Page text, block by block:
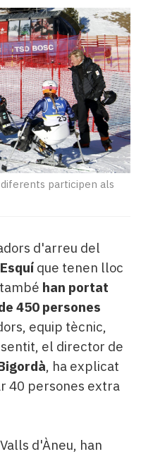
diferents participen als
d'arreu del
que tenen lloc
han portat
450 persones
equip tècnic,
el director de
, ha explicat
40 persones extra
d'Àneu, han